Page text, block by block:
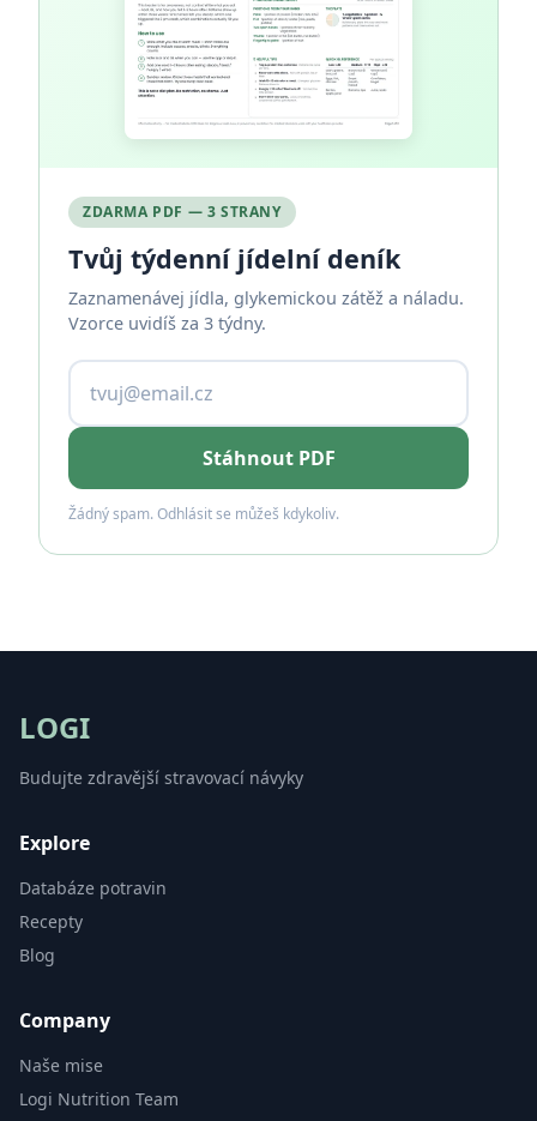
ZDARMA PDF — 3 STRANY
Tvůj týdenní jídelní deník
Zaznamenávej jídla, glykemickou zátěž a náladu.
Vzorce uvidíš za 3 týdny.
Stáhnout PDF
Žádný spam. Odhlásit se můžeš kdykoliv.
LOGI
Budujte zdravější stravovací návyky
Explore
Databáze potravin
Recepty
Blog
Company
Naše mise
Logi Nutrition Team